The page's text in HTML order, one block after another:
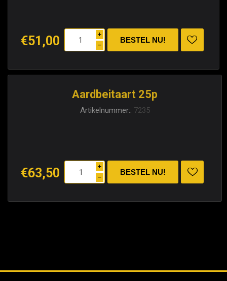
€51,00 i
h
Aardbeitaart 25p
Artikelnummer:: 7235
€63,50 i
h